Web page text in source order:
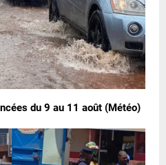
du 9 au 11 août (Météo)